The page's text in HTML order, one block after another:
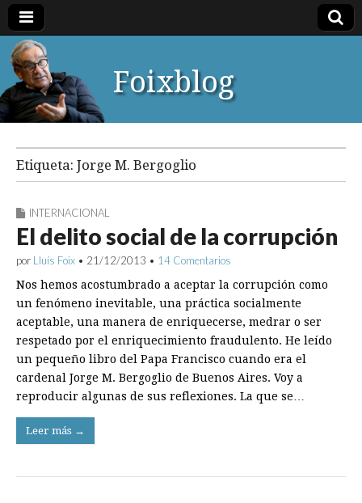
Foixblog
Etiqueta: Jorge M. Bergoglio
INTERNACIONAL
El delito social de la corrupción
por Lluís Foix • 21/12/2013 • 14 Comentarios
Nos hemos acostumbrado a aceptar la corrupción como
un fenómeno inevitable, una práctica socialmente
aceptable, una manera de enriquecerse, medrar o ser
respetado por el enriquecimiento fraudulento. He leído
un pequeño libro del Papa Francisco cuando era el
cardenal Jorge M. Bergoglio de Buenos Aires. Voy a
reproducir algunas de sus reflexiones. La que se…
Leer más →